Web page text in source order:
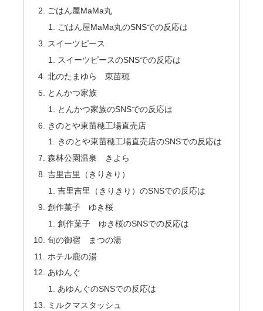
ごはん屋MaMa丸
ごはん屋MaMa丸のSNSでの反応は
スイーツピース
スイーツピースのSNSでの反応は
北のたまゆら 東苗穂
とんかつ家族
とんかつ家族のSNSでの反応は
きのとや東苗穂工場直売店
きのとや東苗穂工場直売店のSNSでの反応は
森林公園温泉 きよら
吉里吉里（きりきり）
吉里吉里（きりきり）のSNSでの反応は
創作菓子 ゆき桜
創作菓子 ゆき桜のSNSでの反応は
旬の御宿 まつの湯
ホテル鹿の湯
あゆんぐ
あゆんぐのSNSでの反応は
ミルクマスタッシュ